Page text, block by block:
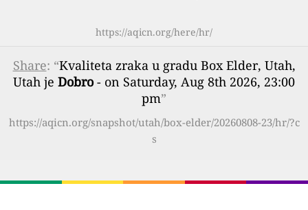
https://aqicn.org/here/hr/
Share: “Kvaliteta zraka u gradu Box Elder, Utah,
Utah je Dobro- on Saturday, Aug 8th 2026, 23:00
pm”
https://aqicn.org/snapshot/utah/box-elder/20260808-23/hr/?c
s